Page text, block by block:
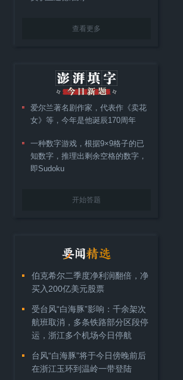
查看更多
爱尔兰著名剧作家，代表作《卖花
女》等，今年是他诞辰170周年
一种数字游戏，根据9×9格子的已
知数字，推理出剩余空格的数字，
即Sudoku
开始答题
伯克希尔二季度净利润翻倍，净
买入200亿美元股票
受台风“白海豚”影响：千余架次
航班取消，多条铁路部分区段停
运，浙江多个机场今日停航
台风“白海豚”将于今日傍晚前后
在浙江玉环到温岭一带登陆